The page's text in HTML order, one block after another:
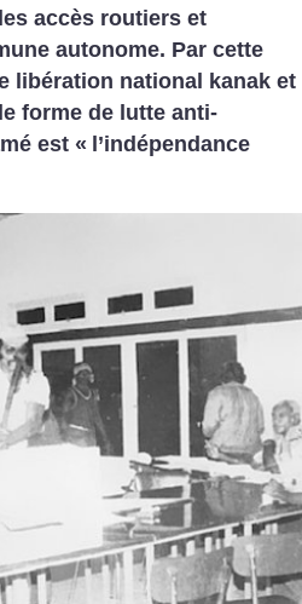
accès routiers et
autonome. Par cette
libération national kanak et
forme de lutte anti-
est « l’indépendance